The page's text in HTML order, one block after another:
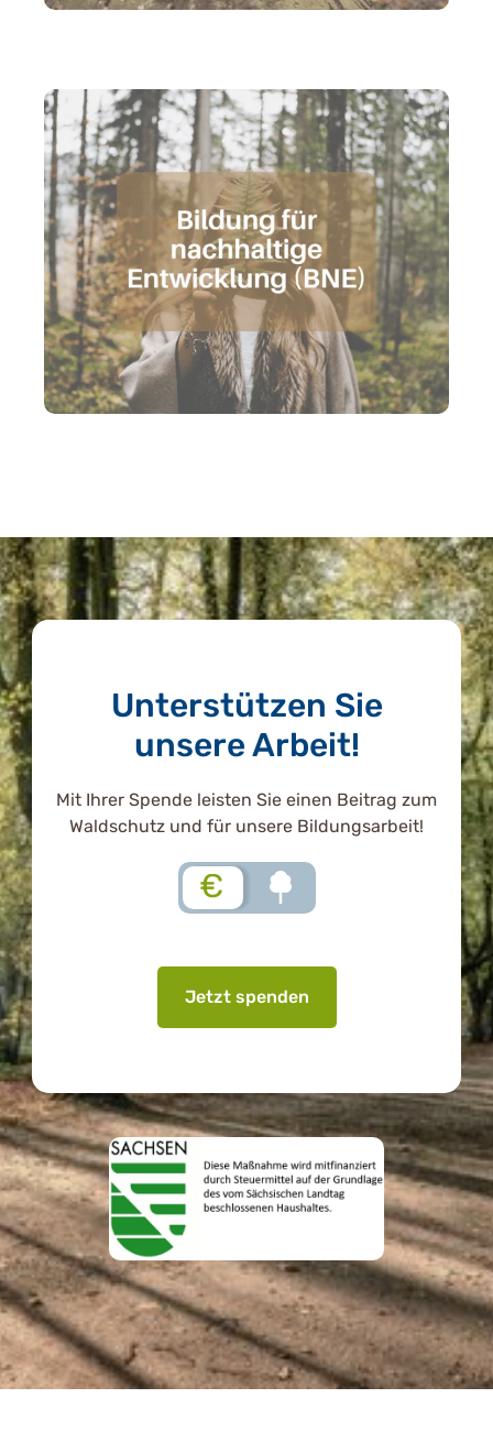
Unterstützen Sie
unsere Arbeit!
Mit Ihrer Spende leisten Sie einen Beitrag zum
Waldschutz und für unsere Bildungsarbeit!
€
Jetzt spenden